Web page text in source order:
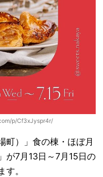
p/Cf3xJyspr4r/
町）」食の棟・ほぼ月
」が7月13日～7月15日の
。